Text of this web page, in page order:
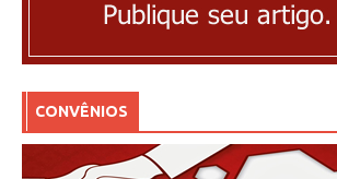
CONVÊNIOS